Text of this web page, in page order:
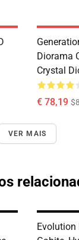
Diorama
Crystal
€ 78,19
VER MAIS
Evolution